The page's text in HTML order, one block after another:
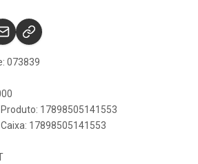
073839
17898505141553
17898505141553